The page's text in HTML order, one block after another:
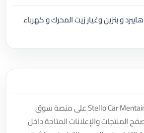
و بنزين وغيار زيت المحرك و كهرباء
تعرّف على متجر Stello Car Mentainance على منصة سوق
المنتجات والإعلانات المتاحة داخل